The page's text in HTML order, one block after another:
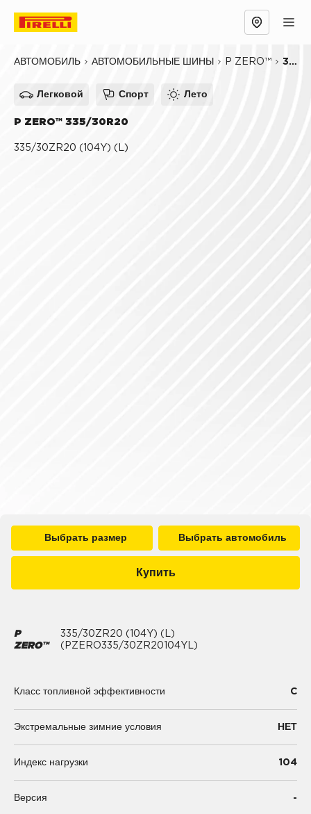
АВТОМОБИЛЬ АВТОМОБИЛЬНЫЕ ШИНЫ P ZERO™ 335/30R20
Легковой Спорт Лето
P ZERO™ 335/30R20
335/30ZR20 (104Y) (L)
Выбрать размер Выбрать автомобиль
Купить
P
ZERO™
335/30ZR20 (104Y) (L)
(PZERO335/30ZR20104YL)
Класс топливной эффективности C
Экстремальные зимние условия НЕТ
Индекс нагрузки 104
Версия -